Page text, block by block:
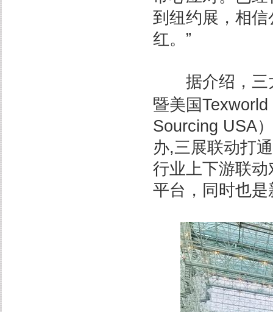
到纽约展，相
红。”
据介绍，三
暨美国
Sourcing USA
办,三展联动打
行业上下游联
平台，同时也